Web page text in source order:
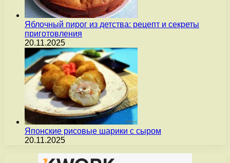
Яблочный пирог из детства: рецепт и секреты
приготовления
20.11.2025
Японские рисовые шарики с сыром
20.11.2025